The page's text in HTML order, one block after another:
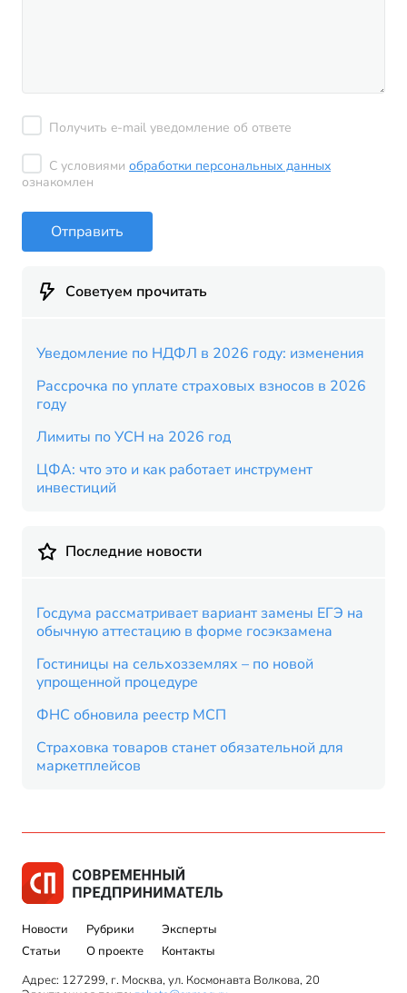
Получить e-mail уведомление об ответе
С условиями обработки персональных данных
ознакомлен
Отправить
Советуем прочитать
Уведомление по НДФЛ в 2026 году: изменения
Рассрочка по уплате страховых взносов в 2026
году
Лимиты по УСН на 2026 год
ЦФА: что это и как работает инструмент
инвестиций
Последние новости
Госдума рассматривает вариант замены ЕГЭ на
обычную аттестацию в форме госэкзамена
Гостиницы на сельхозземлях – по новой
упрощенной процедуре
ФНС обновила реестр МСП
Страховка товаров станет обязательной для
маркетплейсов
Новости
Статьи
Рубрики
О проекте
Эксперты
Контакты
Адрес: 127299, г. Москва, ул. Космонавта Волкова, 20